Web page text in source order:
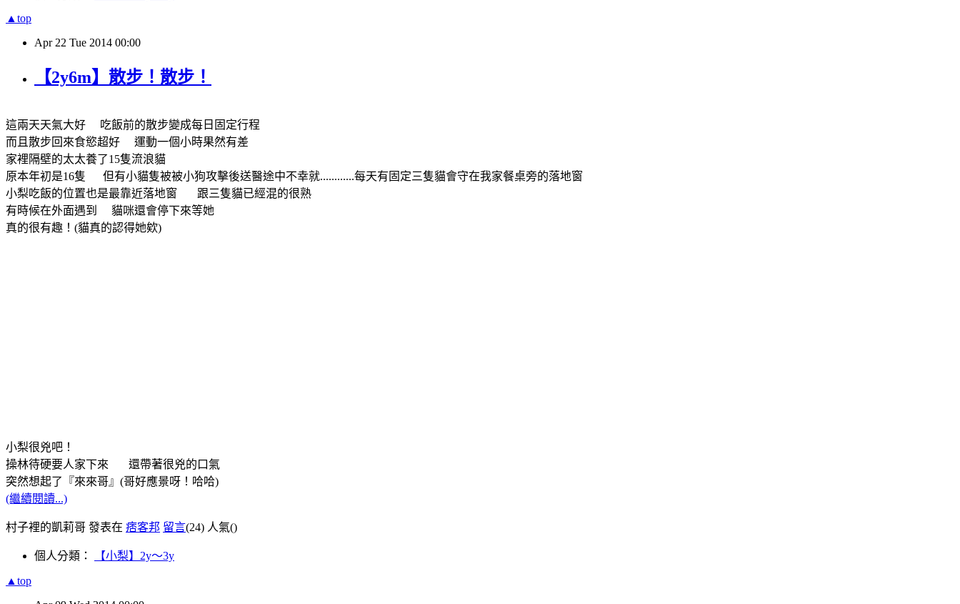
▲top
Apr 22 Tue 2014 00:00
【2y6m】散步！散步！
這兩天天氣大好 吃飯前的散步變成每日固定行程
而且散步回來食慾超好 運動一個小時果然有差
家裡隔壁的太太養了15隻流浪貓
原本年初是16隻 但有小貓隻被被小狗攻擊後送醫途中不幸就............每天有固定三隻貓會守在我家餐桌旁的落地窗
小梨吃飯的位置也是最靠近落地窗 跟三隻貓已經混的很熟
有時候在外面遇到 貓咪還會停下來等她
真的很有趣！(貓真的認得她欸)
小梨很兇吧！
操林待硬要人家下來 還帶著很兇的口氣
突然想起了『來來哥』(哥好應景呀！哈哈)
(繼續閱讀...)
村子裡的凱莉哥 發表在 痞客邦 留言(24) 人氣()
個人分類： 【小梨】2y～3y
▲top